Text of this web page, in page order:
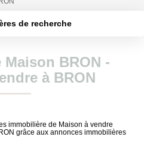
Vendus
de recherche
Créer une alerte
Maison BRON -
à BRON
immobilière de Maison à vendre
grâce aux annonces immobilières